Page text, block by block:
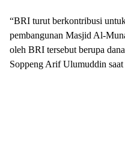
“BRI turut berkontribusi
pembangunan Masjid Al-
oleh BRI tersebut berupa
Soppeng Arif Ulumuddin